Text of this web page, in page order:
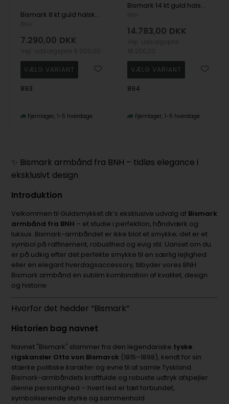
Bismark 8 kt guld halskæde i flere bredder og længder - med og uden forløb
7.290,00 DKK
893
Fjernlager 1-5 hverdage
Bismark 14 kt guld halskæde - flere længder, bredder også i forløb
14.783,00 DKK
894
Fjernlager 1-5 hverdage
✨ Bismark armbånd fra BNH – tidløs elegance i
eksklusivt design
Introduktion
Velkommen til Guldsmykket.dk’s eksklusive udvalg af Bismark
armbånd fra BNH – et studie i perfektion, håndværk og
luksus. Bismark-armbåndet er ikke blot et smykke; det er et
symbol på raffinement, robusthed og evig stil. Uanset om du
er på udkig efter det perfekte smykke til en særlig lejlighed
eller en elegant hverdagsaccessory, tilbyder vores BNH
Bismark armbånd en sublim kombination af kvalitet, design
og historie.
Hvorfor det hedder “Bismark”
Historien bag navnet
Navnet "Bismark" stammer fra den legendariske tyske
rigskansler Otto von Bismarck (1815–1898), kendt for sin
stærke politiske karakter og evne til at samle Tyskland.
Bismark-armbåndets kraftfulde og robuste udtryk afspejler
denne personlighed – hvert led er tæt forbundet,
symboliserende styrke og sammenhold.